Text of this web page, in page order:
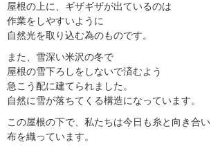
屋根の上に、ギザギザが出ているのは
作業をしやすいように
自然光を取り込む為のものです。
また、雪深い米沢の冬で
屋根の雪下ろしをしないで済むよう
急こう配に建てられました。
自然に雪が落ちてくる構造になっています。
この屋根の下で、私たちは今日も糸と向き合い
布を織っています。